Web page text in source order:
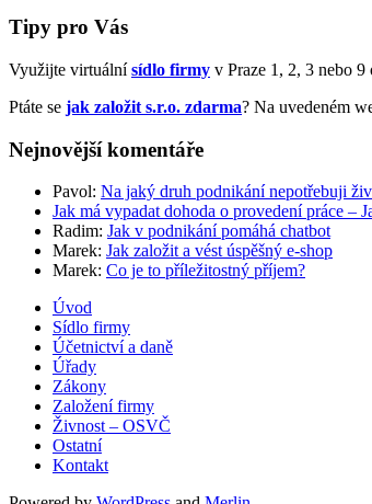
Tipy pro Vás
Využijte virtuálnísídlo firmy v Praze 1, 2, 3 nebo
Ptáte se jak založit s.r.o. zdarma? Na uvedeném
Nejnovější komentáře
Pavol: Na jaký druh podnikání nepotřebuji
Jak má vypadat dohoda o provedení práce –
Radim: Jak v podnikání pomáhá chatbot
Marek: Jak založit a vést úspěšný e-shop
Marek: Co je to příležitostný příjem?
Úvod
Sídlo firmy
Účetnictví a daně
Úřady
Zákony
Založení firmy
Živnost – OSVČ
Ostatní
Kontakt